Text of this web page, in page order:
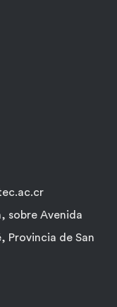
sobre Avenida
Provincia de San